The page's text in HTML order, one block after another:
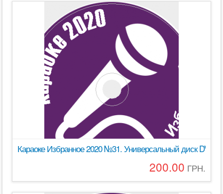
Караоке Избранное 2020 №31. Универсальный диск DVD
200.00 ГРН.